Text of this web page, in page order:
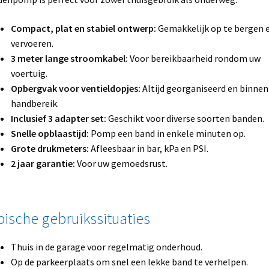
Compact, plat en stabiel ontwerp: Gemakkelijk op te bergen
vervoeren.
3 meter lange stroomkabel: Voor bereikbaarheid rondom uw
voertuig.
Opbergvak voor ventieldopjes: Altijd georganiseerd en binnen
handbereik.
Inclusief 3 adapter set: Geschikt voor diverse soorten banden.
Snelle opblaastijd: Pomp een band in enkele minuten op.
Grote drukmeters: Afleesbaar in bar, kPa en PSI.
2 jaar garantie: Voor uw gemoedsrust.
gebruikssituaties
Thuis in de garage voor regelmatig onderhoud.
Op de parkeerplaats om snel een lekke band te verhelpen.